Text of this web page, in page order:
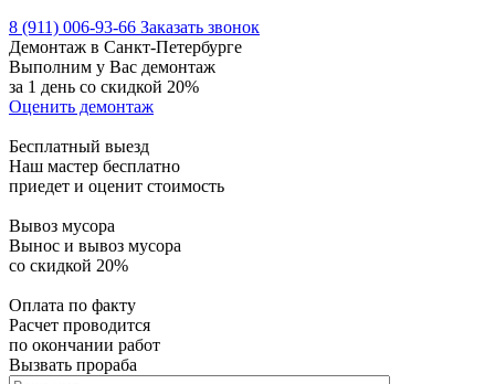
8 (911) 006-93-66 Заказать звонок
Демонтаж в Санкт-Петербурге
Выполним у Вас демонтаж
за 1 день со скидкой 20%
Оценить демонтаж
Бесплатный выезд
Наш мастер бесплатно
приедет и оценит стоимость
Вывоз мусора
Вынос и вывоз мусора
со скидкой 20%
Оплата по факту
Расчет проводится
по окончании работ
Вызвать прораба